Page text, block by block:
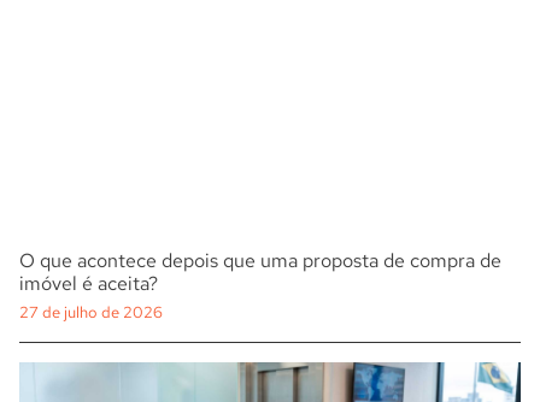
O que acontece depois que uma proposta de compra de
imóvel é aceita?
27 de julho de 2026